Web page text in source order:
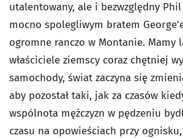
utalentowany, ale i bezwzględny
mocno spolegliwym bratem
ogromne ranczo w Montanie. Mamy
właściciele ziemscy coraz chętniej
samochody, świat zaczyna się
aby pozostał taki, jak za czasów
wspólnota mężczyzn w pędzeniu
czasu na opowieściach przy ognisku,